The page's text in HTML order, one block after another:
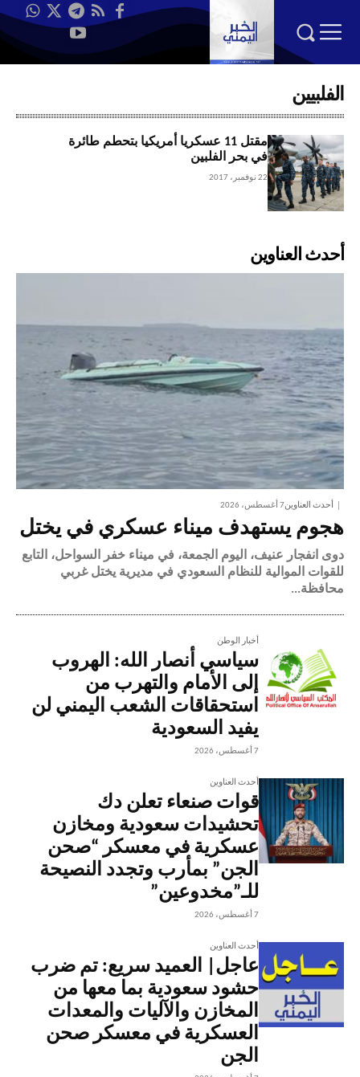
الفلبيين
مقتل 11 عسكريا أمريكيا بتحطم طائرة
في بحر الفلبين
22 نوفمبر، 2017
أحدث العناوين
أحدث العناوين7 أغسطس، 2026
هجوم يستهدف ميناء عسكري في يختل
دوى انفجار عنيف، اليوم الجمعة، في ميناء خفر السواحل، التابع
للقوات الموالية للنظام السعودي في مديرية يختل غربي
محافظة...
أخبار الوطن
سياسي أنصار الله: الهروب
إلى الأمام والتهرب من
استحقاقات الشعب اليمني لن
يفيد السعودية
7 أغسطس، 2026
أحدث العناوين
قوات صنعاء تعلن دك
تحشيدات سعودية ومخازن
عسكرية في معسكر “صحن
الجن” بمأرب وتجدد النصيحة
للـ”مخدوعين”
7 أغسطس، 2026
أحدث العناوين
عاجل| العميد سريع: تم ضرب
حشود سعودية بما معها من
المخازن والآليات والمعدات
العسكرية في معسكر صحن
الجن